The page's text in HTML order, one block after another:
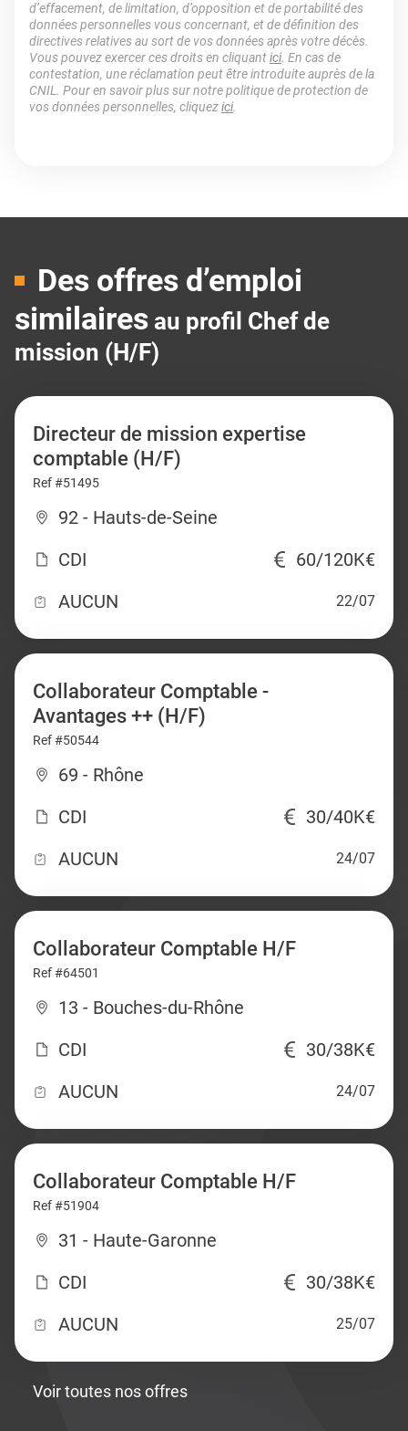
d’effacement, de limitation, d’opposition et de portabilité des
données personnelles vous concernant, et de définition des
directives relatives au sort de vos données après votre décès.
Vous pouvez exercer ces droits en cliquantici. En cas de
contestation, une réclamation peut être introduite auprès de la
CNIL. Pour en savoir plus sur notre politique de protection de
vos données personnelles, cliquezici.
Des offres d’emploi
similaires au profil Chef de
mission (H/F)
Directeur de mission expertise
comptable (H/F)
Ref #51495
92 - Hauts-de-Seine
CDI
60/120K€
AUCUN
22/07
Collaborateur Comptable -
Avantages ++ (H/F)
Ref #50544
69 - Rhône
CDI
30/40K€
AUCUN
24/07
Collaborateur Comptable H/F
Ref #64501
13 - Bouches-du-Rhône
CDI
30/38K€
AUCUN
24/07
Collaborateur Comptable H/F
Ref #51904
31 - Haute-Garonne
CDI
30/38K€
AUCUN
25/07
Voir toutes nos offres